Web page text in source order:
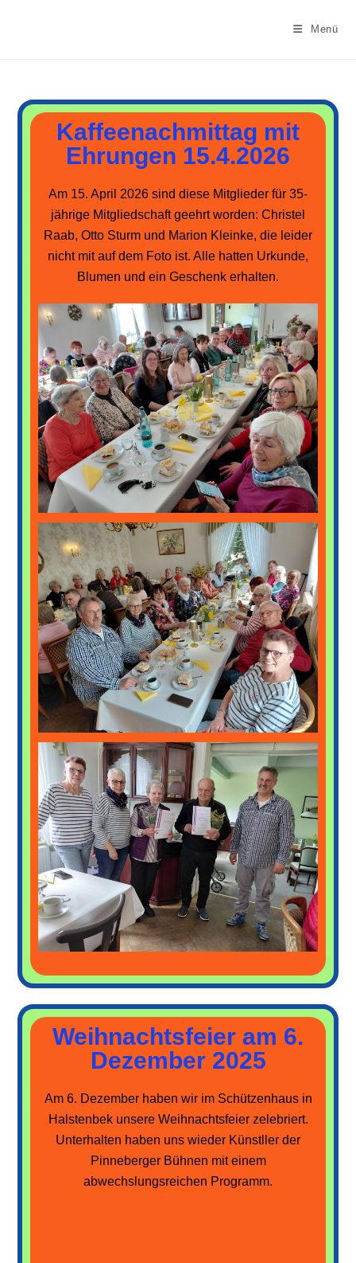
Menü
Kaffeenachmittag mit
Ehrungen 15.4.2026
Am 15. April 2026 sind diese Mitglieder für 35-
jährige Mitgliedschaft geehrt worden: Christel
Raab, Otto Sturm und Marion Kleinke, die leider
nicht mit auf dem Foto ist. Alle hatten Urkunde,
Blumen und ein Geschenk erhalten.
Weihnachtsfeier am 6.
Dezember 2025
Am 6. Dezember haben wir im Schützenhaus in
Halstenbek unsere Weihnachtsfeier zelebriert.
Unterhalten haben uns wieder Künstller der
Pinneberger Bühnen mit einem
abwechslungsreichen Programm.